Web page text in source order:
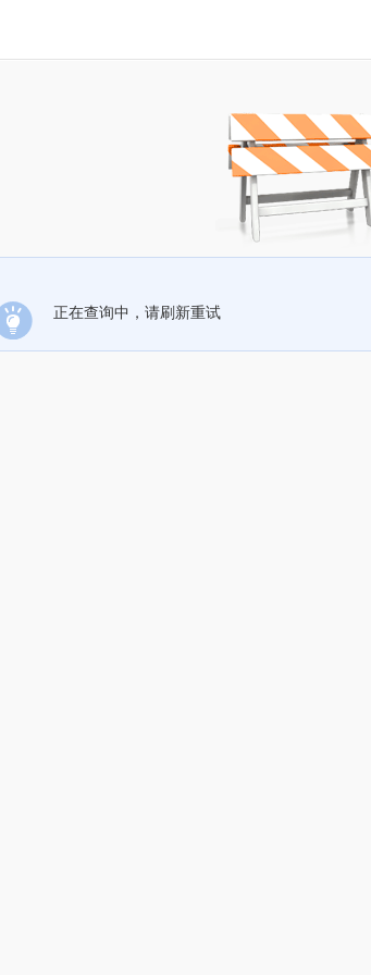
正在查询中，请刷新重试